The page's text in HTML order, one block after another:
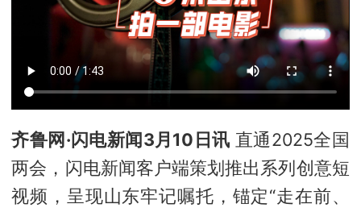
齐鲁网·闪电新闻3月10日讯 直通2025全国
两会，闪电新闻客户端策划推出系列创意短
视频，呈现山东牢记嘱托，锚定“走在前、